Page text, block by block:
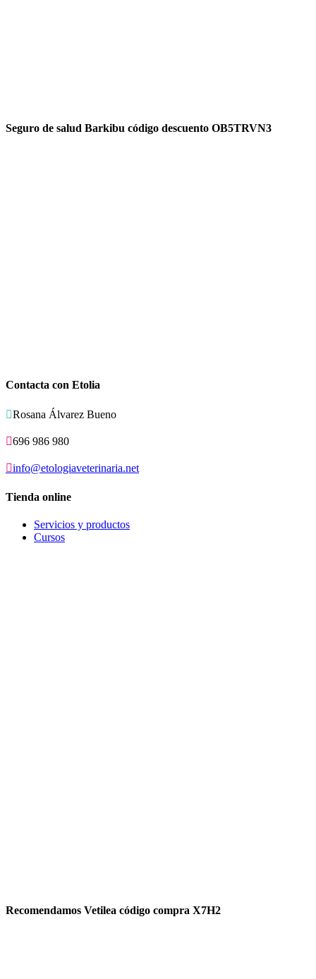
Seguro de salud Barkibu código descuento OB5TRVN3
Contacta con Etolia
Rosana Álvarez Bueno
696 986 980
info@etologiaveterinaria.net
Tienda online
Servicios y productos
Cursos
Recomendamos Vetilea código compra X7H2